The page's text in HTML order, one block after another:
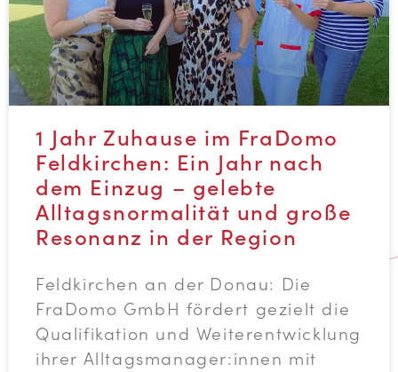
1 Jahr Zuhause im FraDomo
Feldkirchen: Ein Jahr nach
dem Einzug – gelebte
Alltagsnormalität und große
Resonanz in der Region
Feldkirchen an der Donau: Die
FraDomo GmbH fördert gezielt die
Qualifikation und Weiterentwicklung
ihrer Alltagsmanager:innen mit